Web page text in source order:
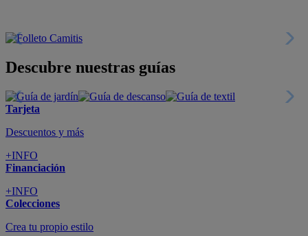
Descubre nuestras guías
Tarjeta
Descuentos y más
+INFO
Financiación
+INFO
Colecciones
Crea tu propio estilo